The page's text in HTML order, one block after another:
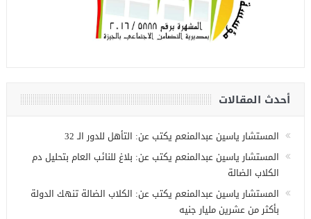
أحدث المقالات
المستشار ياسين عبدالمنعم يكتب عن: التأهل للدور الـ 32
المستشار ياسين عبدالمنعم يكتب عن: بلاغ للنائب العام بتحليل دم
الكلاب الضالة
المستشار ياسين عبدالمنعم يكتب عن: الكلاب الضالة تنهك الدولة
بأكثر من عشرين مليار جنيه